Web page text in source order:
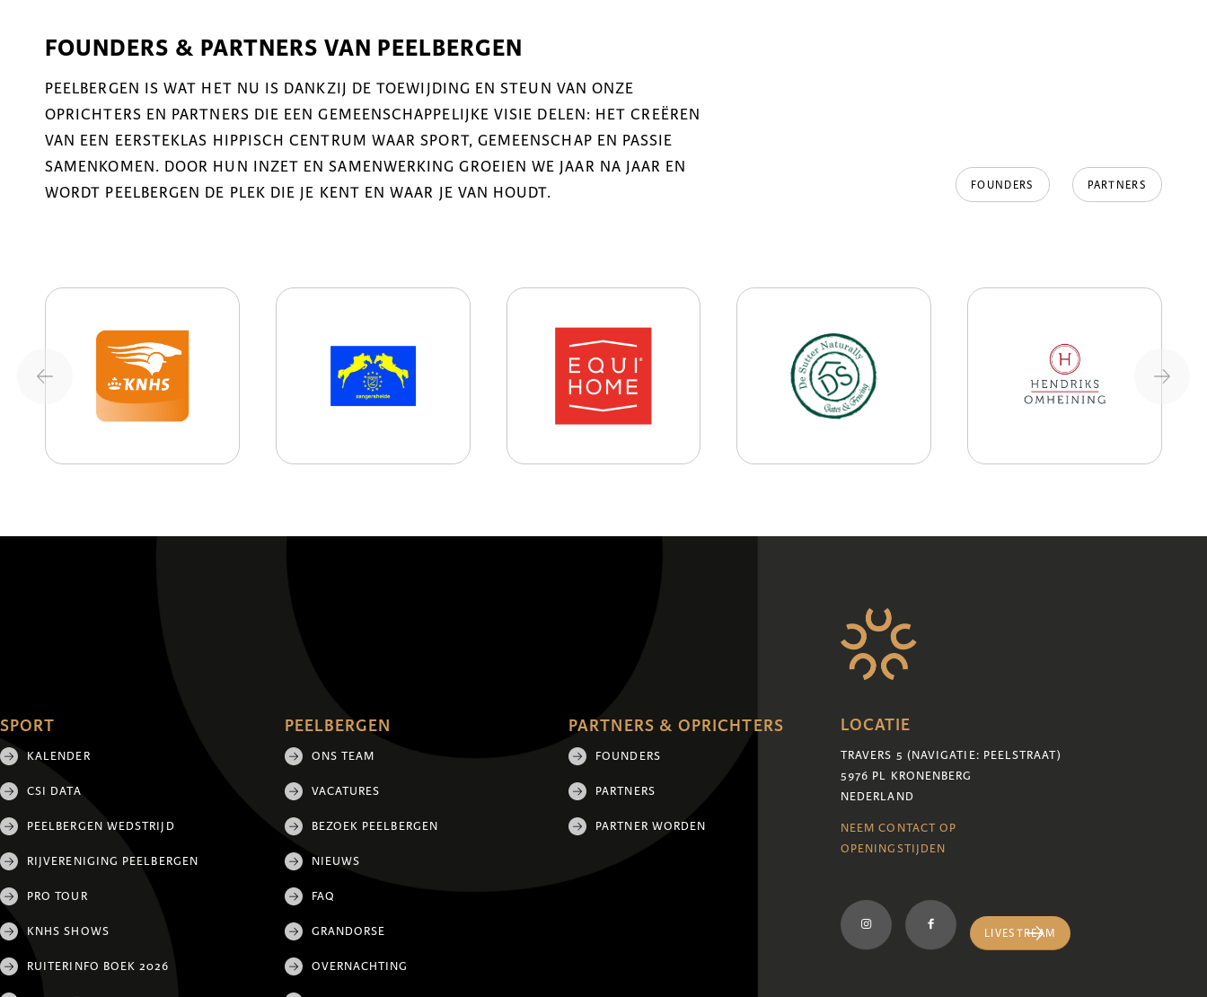
FOUNDERS & PARTNERS VAN PEELBERGEN
PEELBERGEN IS WAT HET NU IS DANKZIJ DE TOEWIJDING EN STEUN VAN ONZE
OPRICHTERS EN PARTNERS DIE EEN GEMEENSCHAPPELIJKE VISIE DELEN: HET CREËREN
VAN EEN EERSTEKLAS HIPPISCH CENTRUM WAAR SPORT, GEMEENSCHAP EN PASSIE
SAMENKOMEN. DOOR HUN INZET EN SAMENWERKING GROEIEN WE JAAR NA JAAR EN
WORDT PEELBERGEN DE PLEK DIE JE KENT EN WAAR JE VAN HOUDT.
FOUNDERS PARTNERS
SPORT
KALENDER
CSI DATA
PEELBERGEN WEDSTRIJD
RIJVERENIGING PEELBERGEN
PRO TOUR
KNHS SHOWS
RUITERINFO BOEK 2026
PEELBERGEN
ONS TEAM
VACATURES
BEZOEK PEELBERGEN
NIEUWS
FAQ
GRANDORSE
OVERNACHTING
PARTNERS & OPRICHTERS
FOUNDERS
PARTNERS
PARTNER WORDEN
LOCATIE
TRAVERS 5 (NAVIGATIE: PEELSTRAAT)
5976 PL KRONENBERG
NEDERLAND
NEEM CONTACT OP
OPENINGSTIJDEN
LIVESTREAM